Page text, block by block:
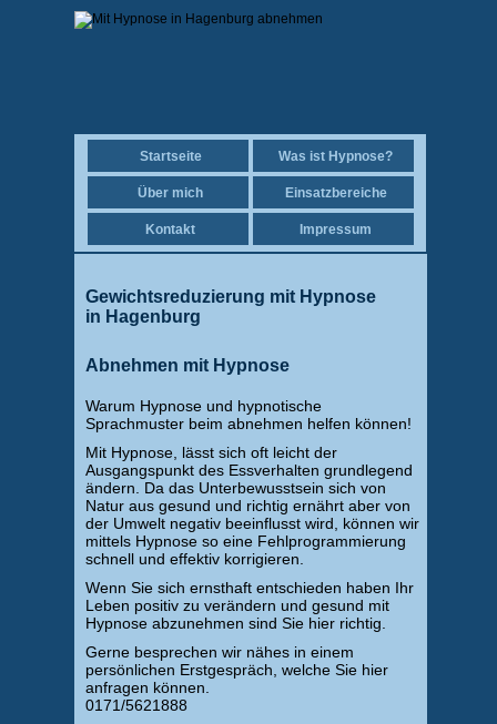
Startseite Was ist Hypnose?
Über mich Einsatzbereiche
Kontakt Impressum
Gewichtsreduzierung mit Hypnose
in Hagenburg
Abnehmen mit Hypnose
Warum Hypnose und hypnotische
Sprachmuster beim abnehmen helfen können!
Mit Hypnose, lässt sich oft leicht der
Ausgangspunkt des Essverhalten grundlegend
ändern. Da das Unterbewusstsein sich von
Natur aus gesund und richtig ernährt aber von
der Umwelt negativ beeinflusst wird, können wir
mittels Hypnose so eine Fehlprogrammierung
schnell und effektiv korrigieren.
Wenn Sie sich ernsthaft entschieden haben Ihr
Leben positiv zu verändern und gesund mit
Hypnose abzunehmen sind Sie hier richtig.
Gerne besprechen wir nähes in einem
persönlichen Erstgespräch, welche Sie hier
anfragen können.
0171/5621888